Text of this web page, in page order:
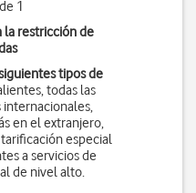
1
la restricción de
tipos de
todas las
en el extranjero,
especial
a servicios de
de nivel alto.